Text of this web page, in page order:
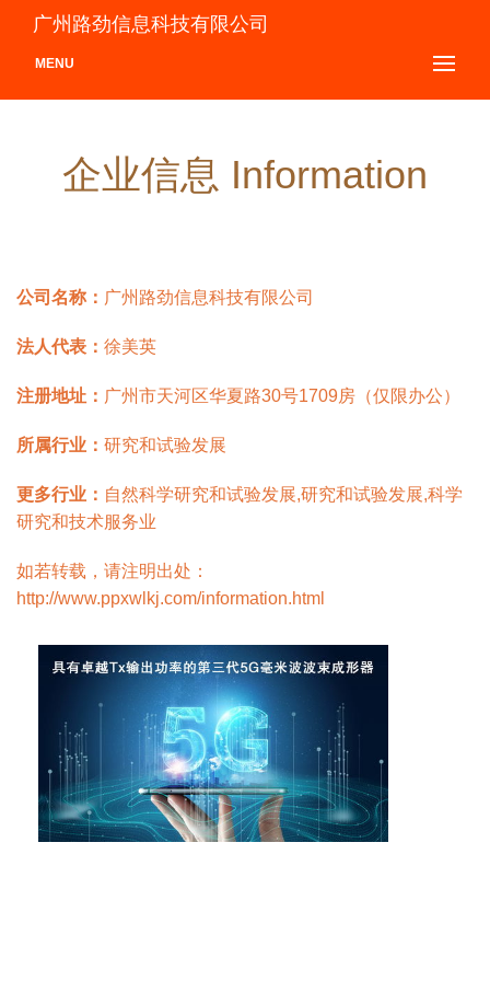
广州路劲信息科技有限公司
MENU
企业信息 Information
公司名称： 广州路劲信息科技有限公司
法人代表： 徐美英
注册地址： 广州市天河区华夏路30号1709房（仅限办公）
所属行业： 研究和试验发展
更多行业： 自然科学研究和试验发展,研究和试验发展,科学
研究和技术服务业
如若转载，请注明出处：
http://www.ppxwlkj.com/information.html